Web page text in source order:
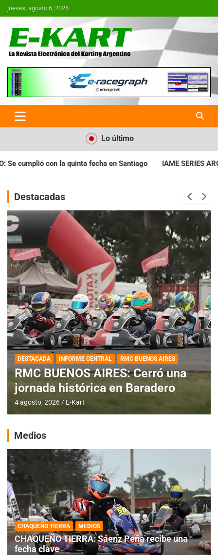
Saltar
al
jueves, agosto 6, 2026
E-Kart.com.ar | La Revista
Electrónica del Karting en
Argentina
Lo último
en Santiago IAME SERIES ARGENTINA: Horarios para la
Destacadas
DESTACADA INFORME CENTRAL RMC BUENOS AIRES
RMC BUENOS AIRES: Cerró una
jornada histórica en Baradero
4 agosto, 2026 E-Kart
Medios
CHAQUEÑO TIERRA MEDIOS
CHAQUEÑO TIERRA: Sáenz Peña recibe una
fecha clave